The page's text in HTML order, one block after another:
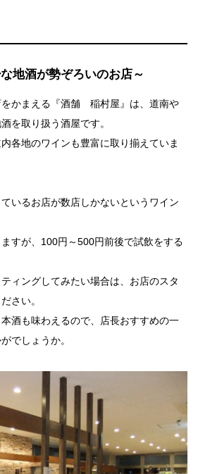
法人のみなさま
加盟店のみなさま
地酒が勢ぞろいのお店～
かまえる『酒舗 稲村屋』は、道南や
を取り扱う酒屋です。
各地のワインも豊富に取り揃えていま
いるお店が数店しかないというワイン
すが、100円～500円前後で試飲をする
ィングしてみたい場合は、お店のスタ
さい。
酒も味わえるので、店長おすすめの一
でしょうか。